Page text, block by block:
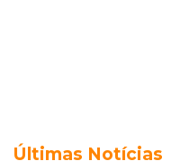
Últimas Notícias